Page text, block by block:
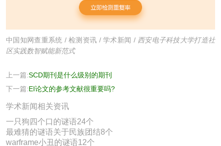
中国知网查重系统 /检测资讯 / 学术新闻 / 西安电子科技大学打造社
区实践数智赋能新范式
上一篇:SCD期刊是什么级别的期刊
下一篇:EI论文的参考文献很重要吗?
学术新闻相关资讯
一只狗四个口的谜语24个
最难猜的谜语关于民族团结8个
warframe小丑的谜语12个